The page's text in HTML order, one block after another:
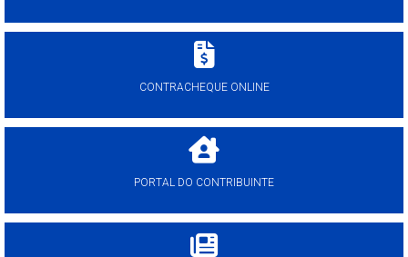
CONTRACHEQUE ONLINE
PORTAL DO CONTRIBUINTE